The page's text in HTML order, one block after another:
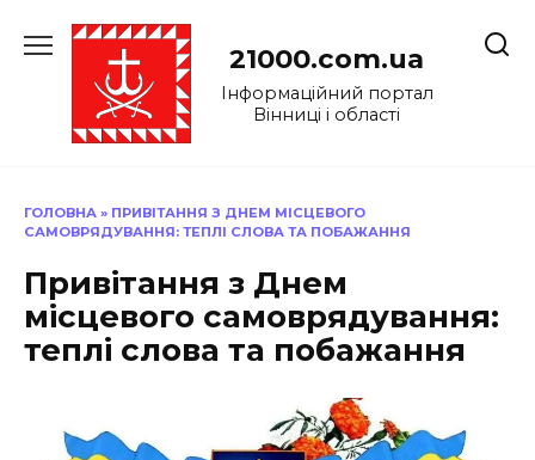
до
21000.com.ua
Інформаційний портал
Вінниці і області
ГОЛОВНА » ПРИВІТАННЯ З ДНЕМ МІСЦЕВОГО
САМОВРЯДУВАННЯ: ТЕПЛІ СЛОВА ТА ПОБАЖАННЯ
Привітання з Днем
місцевого самоврядування:
теплі слова та побажання